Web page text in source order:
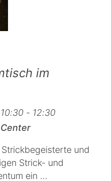
im
- 12:30
und
Strick- und
ein ...